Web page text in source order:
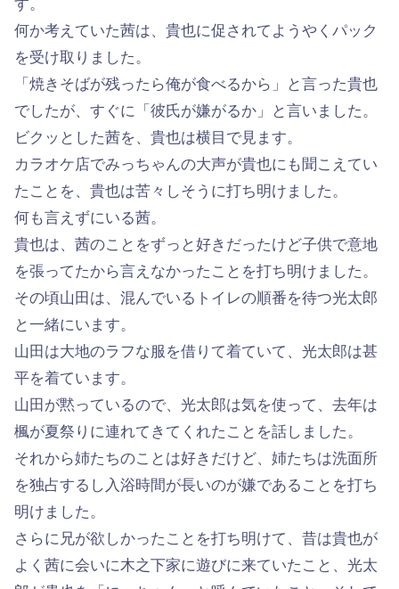
す。
何か考えていた茜は、貴也に促されてようやくパック
を受け取りました。
「焼きそばが残ったら俺が食べるから」と言った貴也
でしたが、すぐに「彼氏が嫌がるか」と言いました。
ビクッとした茜を、貴也は横目で見ます。
カラオケ店でみっちゃんの大声が貴也にも聞こえてい
たことを、貴也は苦々しそうに打ち明けました。
何も言えずにいる茜。
貴也は、茜のことをずっと好きだったけど子供で意地
を張ってたから言えなかったことを打ち明けました。
その頃山田は、混んでいるトイレの順番を待つ光太郎
と一緒にいます。
山田は大地のラフな服を借りて着ていて、光太郎は甚
平を着ています。
山田が黙っているので、光太郎は気を使って、去年は
楓が夏祭りに連れてきてくれたことを話しました。
それから姉たちのことは好きだけど、姉たちは洗面所
を独占するし入浴時間が長いのが嫌であることを打ち
明けました。
さらに兄が欲しかったことを打ち明けて、昔は貴也が
よく茜に会いに木之下家に遊びに来ていたこと、光太